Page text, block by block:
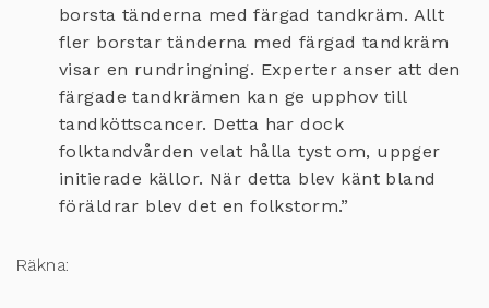
borsta tänderna med färgad tandkräm. Allt
fler borstar tänderna med färgad tandkräm
visar en rundringning. Experter anser att den
färgade tandkrämen kan ge upphov till
tandköttscancer. Detta har dock
folktandvården velat hålla tyst om, uppger
initierade källor. När detta blev känt bland
föräldrar blev det en folkstorm.”
Räkna: